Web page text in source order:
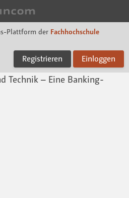
Plattform der Fachhochschule
Registrieren Einloggen